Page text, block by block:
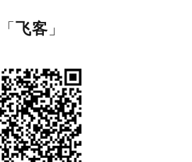
「飞客 」